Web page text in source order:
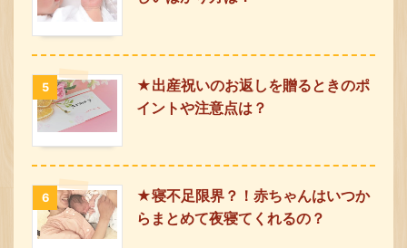
5
★出産祝いのお返しを贈るときのポ
イントや注意点は？
6
★寝不足限界？！赤ちゃんはいつか
らまとめて夜寝てくれるの？